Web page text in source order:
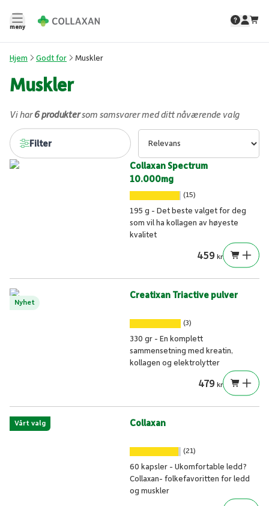
meny
Hjem Godt for Muskler
Muskler
Vi har6 produktersom samsvarer med ditt nåværende valg
Filter
Collaxan Spectrum
10.000mg
(15)
195 g - Det beste valget for deg
som vil ha kollagen av høyeste
kvalitet
459 kr
Nyhet
Creatixan Triactive pulver
(3)
330 gr - En komplett
sammensetning med kreatin,
kollagen og elektrolytter
479 kr
Vårt valg Collaxan
(21)
60 kapsler - Ukomfortable ledd?
Collaxan- folkefavoritten for ledd
og muskler